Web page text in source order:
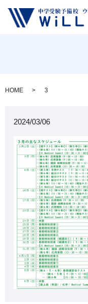
HOME 3
2024/03/06